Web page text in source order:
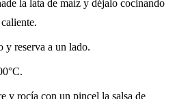
la lata de maíz y déjalo cocinando
y reserva a un lado.
y rocía con un pincel la salsa de